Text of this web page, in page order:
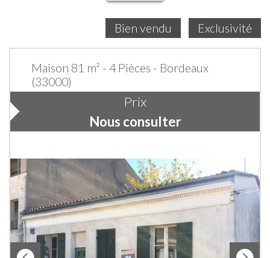
Bien vendu Exclusivité
Maison 81 m² - 4 Pièces - Bordeaux
(33000)
Prix
Nous consulter